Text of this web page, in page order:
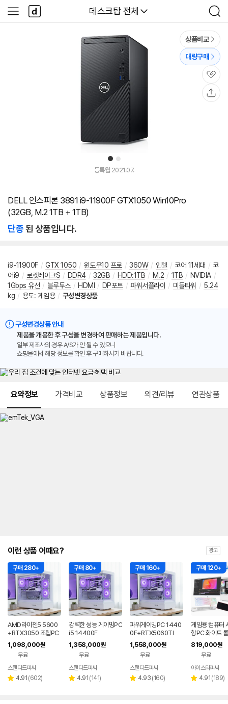
다나와
데스크탑 전체
검
색
사
이
다
나
와
1 2
상품비교
대량구매
관
심
등록월 2021.07.
DELL 인스피론 3891 i9-11900F GTX1050 Win10Pro
(32GB, M.2 1TB + 1TB)
단종된 상품입니다.
i9-11900F / GTX 1050 / 윈도우10 프로 / 360W / 인텔 / 코어 11세대 / 코
어i9 / 로켓레이크S / DDR4 / 32GB / HDD:1TB / M.2 / 1TB / NVIDIA /
1Gbps 유선 / 블루투스 / HDMI / DP포트 / 파워서플라이 / 미들타워 / 5.24
kg / 용도: 게임용 / 구성변경상품
구성변경상품 안내
제품을 개봉한 후 구성을 변경하여 판매하는 제품입니다.
일부 제조사의 경우 A/S가 안 될 수 있으니
쇼핑몰에서 해당 정보를 확인 후 구매하시기 바랍니다.
요약정보 가격비교 상품정보 의견/리뷰 연관상품
이런 상품 어때요? 광고
구매 280+
AMD라이젠5 5600
+RTX3050 조립PC
1,098,000원
무료
페이
스탠다드피씨
별 4.91 리
(602)
구매 80+
강력한 성능 게이밍PC
i5 14400F
1,358,000원
무료
페이
스탠다드피씨
별 4.91 리
(141)
구매 160+
파워게이밍PC 1440
0F+RTX5060TI
1,558,000원
무료
페이
스탠다드피씨
별 4.93 리
(160)
구매 120+
게임용 컴퓨터
항PC 화이트
란트 배그 게이
PC S01 27풀
819,000원
무료
아이스타피씨
별 4.91 리
(189)